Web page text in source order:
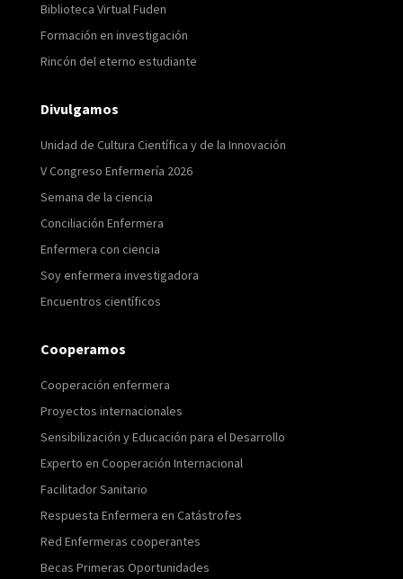
Biblioteca Virtual Fuden
Formación en investigación
Rincón del eterno estudiante
Divulgamos
Unidad de Cultura Científica y de la Innovación
V Congreso Enfermería 2026
Semana de la ciencia
Conciliación Enfermera
Enfermera con ciencia
Soy enfermera investigadora
Encuentros científicos
Cooperamos
Cooperación enfermera
Proyectos internacionales
Sensibilización y Educación para el Desarrollo
Experto en Cooperación Internacional
Facilitador Sanitario
Respuesta Enfermera en Catástrofes
Red Enfermeras cooperantes
Becas Primeras Oportunidades